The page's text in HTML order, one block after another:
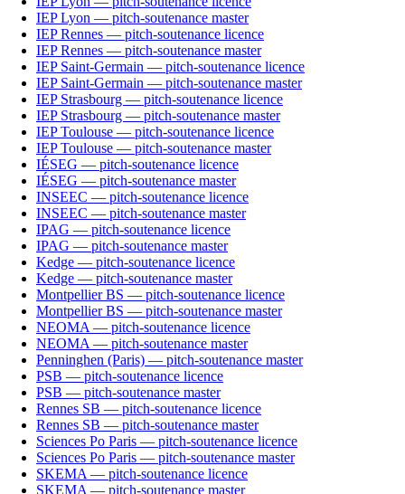
IEP Lyon — pitch-soutenance master
IEP Rennes — pitch-soutenance licence
IEP Rennes — pitch-soutenance master
IEP Saint-Germain — pitch-soutenance licence
IEP Saint-Germain — pitch-soutenance master
IEP Strasbourg — pitch-soutenance licence
IEP Strasbourg — pitch-soutenance master
IEP Toulouse — pitch-soutenance licence
IEP Toulouse — pitch-soutenance master
IÉSEG — pitch-soutenance licence
IÉSEG — pitch-soutenance master
INSEEC — pitch-soutenance licence
INSEEC — pitch-soutenance master
IPAG — pitch-soutenance licence
IPAG — pitch-soutenance master
Kedge — pitch-soutenance licence
Kedge — pitch-soutenance master
Montpellier BS — pitch-soutenance licence
Montpellier BS — pitch-soutenance master
NEOMA — pitch-soutenance licence
NEOMA — pitch-soutenance master
Penninghen (Paris) — pitch-soutenance master
PSB — pitch-soutenance licence
PSB — pitch-soutenance master
Rennes SB — pitch-soutenance licence
Rennes SB — pitch-soutenance master
Sciences Po Paris — pitch-soutenance licence
Sciences Po Paris — pitch-soutenance master
SKEMA — pitch-soutenance licence
SKEMA — pitch-soutenance master